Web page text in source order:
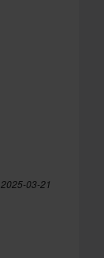
2025-03-21